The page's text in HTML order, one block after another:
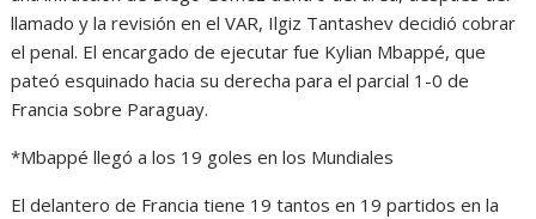
llamado y la revisión en el VAR, Ilgiz Tantashev decidió cobrar
el penal. El encargado de ejecutar fue Kylian Mbappé, que
pateó esquinado hacia su derecha para el parcial 1-0 de
Francia sobre Paraguay.
*Mbappé llegó a los 19 goles en los Mundiales
El delantero de Francia tiene 19 tantos en 19 partidos en la